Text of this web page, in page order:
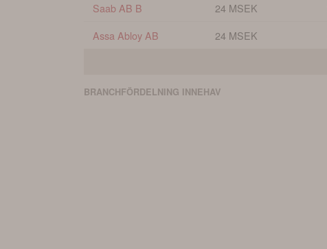
Saab AB B 24 MSEK
Assa Abloy AB 24 MSEK
BRANCHFÖRDELNING INNEHAV